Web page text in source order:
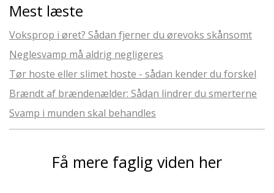
Mest læste
Voksprop i øret? Sådan fjerner du ørevoks skånsomt
Neglesvamp må aldrig negligeres
Tør hoste eller slimet hoste - sådan kender du forskel
Brændt af brændenælder: Sådan lindrer du smerterne
Svamp i munden skal behandles
Få mere faglig viden her